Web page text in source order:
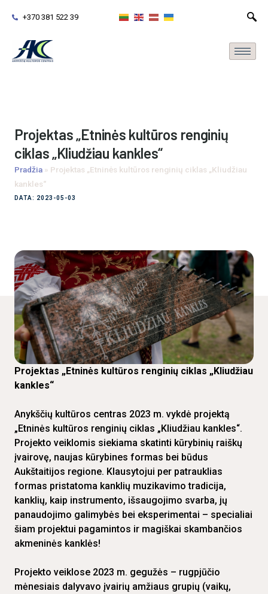
+370 381 522 39
Projektas „Etninės kultūros renginių
ciklas „Kliudžiau kankles“
Pradžia » Projektas „Etninės kultūros renginių ciklas „Kliudžiau
kankles“
DATA: 2023-05-03
Projektas „Etninės kultūros renginių ciklas „Kliudžiau
kankles“
Anykščių kultūros centras 2023 m. vykdė projektą
„Etninės kultūros renginių ciklas „Kliudžiau kankles“.
Projekto veiklomis siekiama skatinti kūrybinių raiškų
įvairovę, naujas kūrybines formas bei būdus
Aukštaitijos regione. Klausytojui per patrauklias
formas pristatoma kanklių muzikavimo tradicija,
kanklių, kaip instrumento, išsaugojimo svarba, jų
panaudojimo galimybės bei eksperimentai – specialiai
šiam projektui pagamintos ir magiškai skambančios
akmeninės kanklės!
Projekto veiklose 2023 m. gegužės – rugpjūčio
mėnesiais dalyvavo įvairių amžiaus grupių (vaikų,